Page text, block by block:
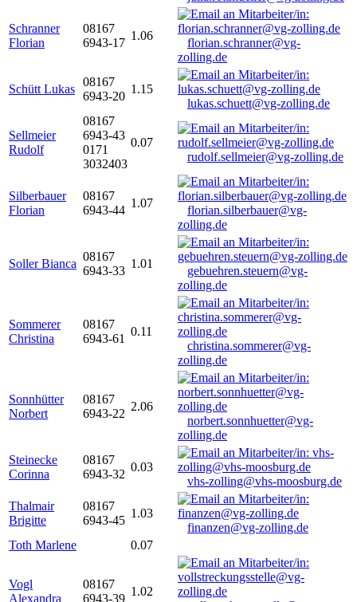
Schranner
Florian
08167
6943-17
1.06
florian.schranner@vg-
zolling.de
Schütt Lukas
08167
6943-20
1.15
lukas.schuett@vg-zolling.de
Sellmeier
Rudolf
08167
6943-43
0171
3032403
0.07
rudolf.sellmeier@vg-zolling.de
Silberbauer
Florian
08167
6943-44
1.07
florian.silberbauer@vg-
zolling.de
Soller Bianca
08167
6943-33
1.01
gebuehren.steuern@vg-
zolling.de
Sommerer
Christina
08167
6943-61
0.11
christina.sommerer@vg-
zolling.de
Sonnhütter
Norbert
08167
6943-22
2.06
norbert.sonnhuetter@vg-
zolling.de
Steinecke
Corinna
08167
6943-32
0.03
vhs-zolling@vhs-moosburg.de
Thalmair
Brigitte
08167
6943-45
1.03
finanzen@vg-zolling.de
Toth Marlene
0.07
Vogl
Alexandra
08167
6943-39
1.02